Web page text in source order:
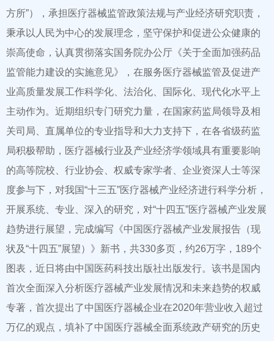
方所”），承担医疗器械监管政策法规与产业经济研究职责，
秉承以人民为中心的发展理念，坚守保护和促进公众健康的
崇高使命，认真贯彻落实国务院办公厅《关于全面加强药品
监管能力建设的实施意见》，在服务医疗器械监管及促进产
业高质量发展工作科学化、法治化、国际化、现代化水平上
主动作为。近期组织专门研究力量，在国家药监局领导及相
关司局、直属单位的专业指导和大力支持下，在各省级药监
局积极帮助，医疗器械行业及产业经济学领域具有重要影响
的高等院校、行业协会、权威专家学者、企业资深人士等深
度参与下，对我国“十三五”医疗器械产业经济进行科学分析，
开展系统、专业、深入的研究，对“十四五”医疗器械产业发展
趋势进行展望，完成编写《中国医疗器械产业发展报告（现
状及“十四五”展望）》新书，共330多页，约26万字，189个
图表，近日将由中国医药科技出版社出版发行。该书是国内
首次全面深入分析医疗器械产业发展情况和未来趋势的权威
专著，首次提出了中国医疗器械企业在2020年营业收入超过
万亿的观点，填补了中国医疗器械全面系统政产研究的历史